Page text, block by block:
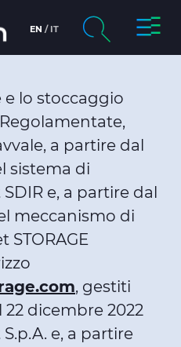
EN IT
chevron_right
e lo stoccaggio
a partire dal
sistema di
e, a partire dal
meccanismo di
STORAGE
, gestiti
22 dicembre 2022
e, a partire